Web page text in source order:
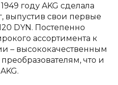
году AKG сделала
свои первые
DYN. Постепенно
ассортимента к
– высококачественным
что и